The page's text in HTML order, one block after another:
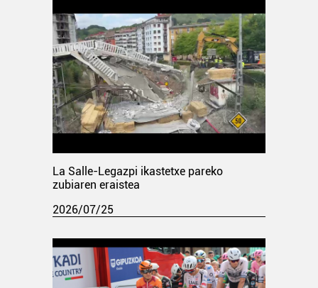
La Salle-Legazpi ikastetxe pareko
zubiaren eraistea
2026/07/25